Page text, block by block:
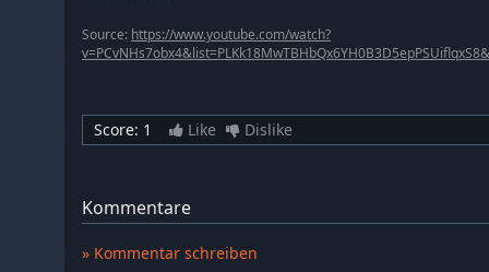
wird, zu fliehen. Nach etlichen missglückten Versuchen,
Runde vor. Mal sehen was dieses mal wieder alles schiefgeht.
Release : 27. Januar 2012
Publisher : Daedalic Entertainment
Source: https://www.youtube.com/watch?
Score: 1 Like Dislike
Kommentare
» Kommentar schreiben